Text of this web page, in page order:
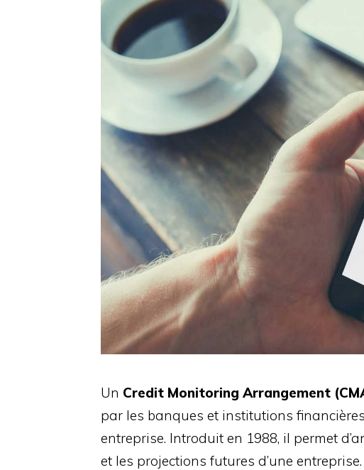
Un Credit Monitoring Arrangement
par les banques et institutions
entreprise. Introduit en 1988, il permet
et les projections futures d’une